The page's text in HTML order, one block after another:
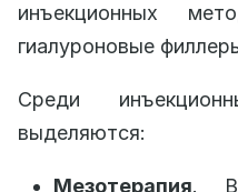
инъекционных
гиалуроновые
Среди
выделяются:
Мезотерапия.